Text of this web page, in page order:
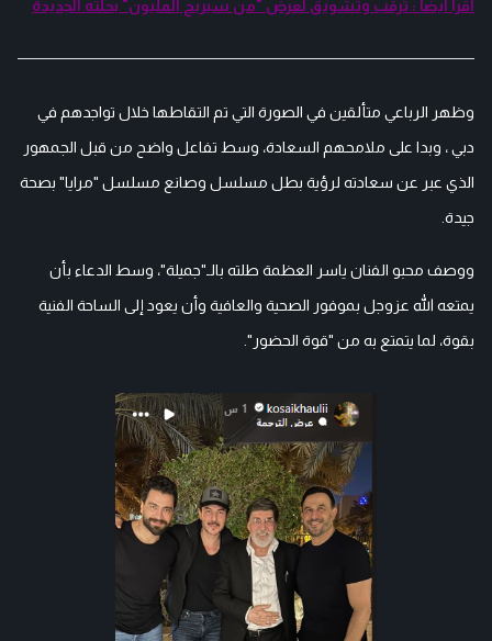
اقرأ أيضا : ترقب وتشويق لعرض "من سيربح المليون" بحلته الجديدة
وظهر الرباعي متألقين في الصورة التي تم التقاطها خلال تواجدهم في
دبي ، وبدا على ملامحهم السعادة، وسط تفاعل واضح من قبل الجمهور
الذي عبر عن سعادته لرؤية بطل مسلسل وصانع مسلسل "مرايا" بصحة
جيدة.
ووصف محبو الفنان ياسر العظمة طلته بالـ"جميلة"، وسط الدعاء بأن
يمتعه الله عزوجل بموفور الصحية والعافية وأن يعود إلى الساحة الفنية
بقوة، لما يتمتع به من "قوة الحضور".